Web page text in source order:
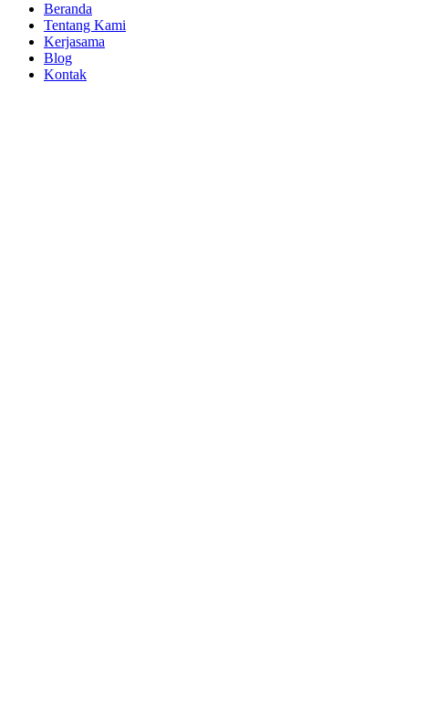
Beranda
Tentang Kami
Kerjasama
Blog
Kontak